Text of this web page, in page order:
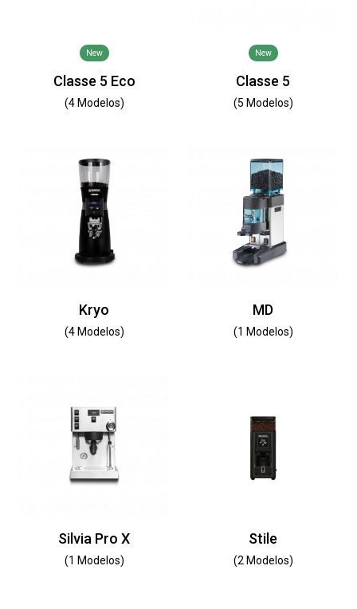
New
Classe 5 Eco
(4 Modelos)
New
Classe 5
(5 Modelos)
Kryo
(4 Modelos)
MD
(1 Modelos)
Silvia Pro X
(1 Modelos)
Stile
(2 Modelos)